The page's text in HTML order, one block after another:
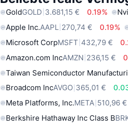
GoldGOLD 3.681,15 € 0.19%
Apple Inc.AAPL 270,74 € 0.19%
Microsoft CorpMSFT 432,79 €
Amazon.com IncAMZN 236,15 €
Taiwan Semiconductor
Broadcom IncAVGO 365,01 €
Meta Platforms, Inc.META 510,96 €
Berkshire Hathaway Inc Class B